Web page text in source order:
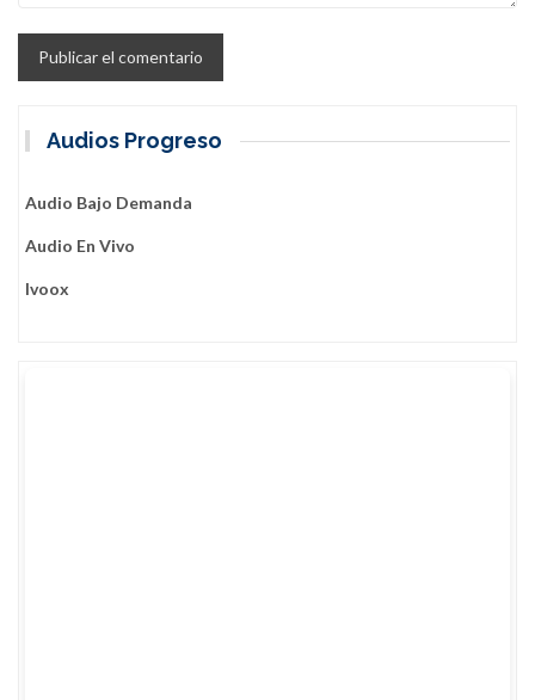
Audios Progreso
Audio Bajo Demanda
Audio En Vivo
Ivoox